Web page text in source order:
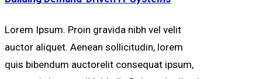
Lorem Ipsum. Proin gravida nibh vel velit
auctor aliquet. Aenean sollicitudin, lorem
quis bibendum auctorelit consequat ipsum,